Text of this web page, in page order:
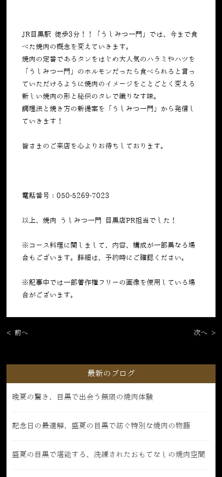
JR目黒駅 徒歩3分！！「うしみつ一門」では、今まで食
べた焼肉の概念を変えていきます。
焼肉の定番であるタンをはじめ大人気のハラミやハツを
「うしみつ一門」のホルモンだったら食べられると言っ
ていただけるように焼肉のイメージをことごとく変える
新しい焼肉の形と秘伝のタレで織りなす味。
調理法と焼き方の新提案を「うしみつ一門」から発信し
ていきます！
皆さまのご来店を心よりお待ちしております。
電話番号：050-5269-7023
以上、焼肉 うしみつ一門 目黒店PR担当でした！
※コース料理に関しまして、内容、構成が一部異なる場
合もございます。詳細は、予約時にご確認ください。
※記事中では一部著作権フリーの画像を使用している場
合がございます。
< 前へ 次へ >
最新のブログ
晩夏の驚き、目黒で出会う無限の焼肉体験
記念日の最適解、盛夏の目黒で紡ぐ特別な焼肉の物語
盛夏の目黒で堪能する、洗練されたおもてなしの焼肉空間